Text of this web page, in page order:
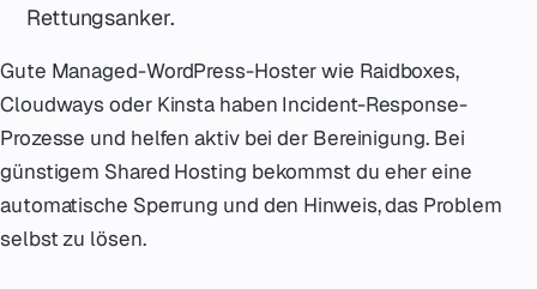
Rettungsanker.
Gute Managed-WordPress-Hoster wie Raidboxes,
Cloudways oder Kinsta haben Incident-Response-
Prozesse und helfen aktiv bei der Bereinigung. Bei
günstigem Shared Hosting bekommst du eher eine
automatische Sperrung und den Hinweis, das Problem
selbst zu lösen.